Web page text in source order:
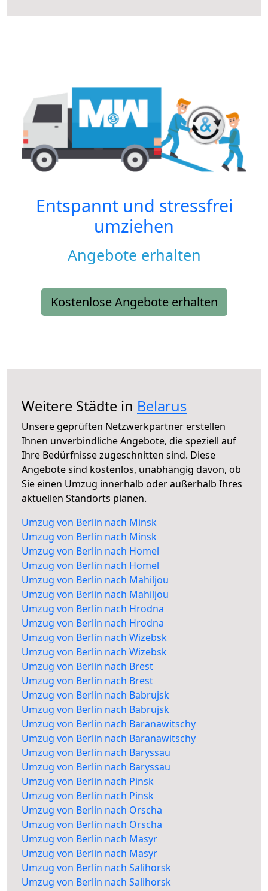
Entspannt und stressfrei
umziehen
Angebote erhalten
Kostenlose Angebote erhalten
Weitere Städte in Belarus
Unsere geprüften Netzwerkpartner erstellen
Ihnen unverbindliche Angebote, die speziell auf
Ihre Bedürfnisse zugeschnitten sind. Diese
Angebote sind kostenlos, unabhängig davon, ob
Sie einen Umzug innerhalb oder außerhalb Ihres
aktuellen Standorts planen.
Umzug von Berlin nach Minsk
Umzug von Berlin nach Minsk
Umzug von Berlin nach Homel
Umzug von Berlin nach Homel
Umzug von Berlin nach Mahiljou
Umzug von Berlin nach Mahiljou
Umzug von Berlin nach Hrodna
Umzug von Berlin nach Hrodna
Umzug von Berlin nach Wizebsk
Umzug von Berlin nach Wizebsk
Umzug von Berlin nach Brest
Umzug von Berlin nach Brest
Umzug von Berlin nach Babrujsk
Umzug von Berlin nach Babrujsk
Umzug von Berlin nach Baranawitschy
Umzug von Berlin nach Baranawitschy
Umzug von Berlin nach Baryssau
Umzug von Berlin nach Baryssau
Umzug von Berlin nach Pinsk
Umzug von Berlin nach Pinsk
Umzug von Berlin nach Orscha
Umzug von Berlin nach Orscha
Umzug von Berlin nach Masyr
Umzug von Berlin nach Masyr
Umzug von Berlin nach Salihorsk
Umzug von Berlin nach Salihorsk